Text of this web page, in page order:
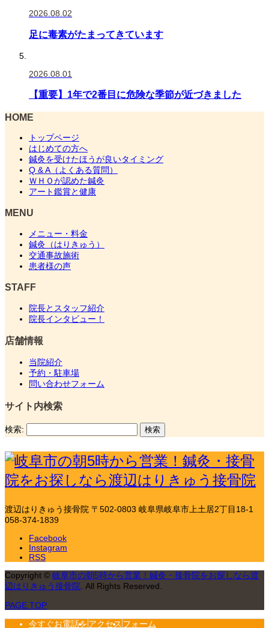
2026.08.02
足に毒素がたまってきています
2026.08.01
【重要】1年で2番目に危険な季節が近づきました
HOME
トップページ
はじめての方へ
鍼灸を受けたほうが良いタイミング
Q & A（よくある質問）
ＷＨＯが認めた鍼灸
アート鑑賞と健康
MENU
メニュー・料金
鍼灸（はりきゅう）
交通事故施術
患者様の声
STAFF
院長とスタッフ紹介
院長インタビュー！
店舗情報
当院紹介
予約・駐車場
問い合わせフォーム
サイト内検索
検索:
渡辺はりきゅう接骨院 〒502-0803 岐阜県岐阜市上土居2丁目18-1
058-374-1839
Facebook
Instagram
RSS
Copyright © 岐阜市の朝5時から営業！鍼灸・接骨院をお探しなら渡
辺はりきゅう接骨院 . All Rights Reserved.
PAGE TOP
今すぐお電話をアクセス フォーム